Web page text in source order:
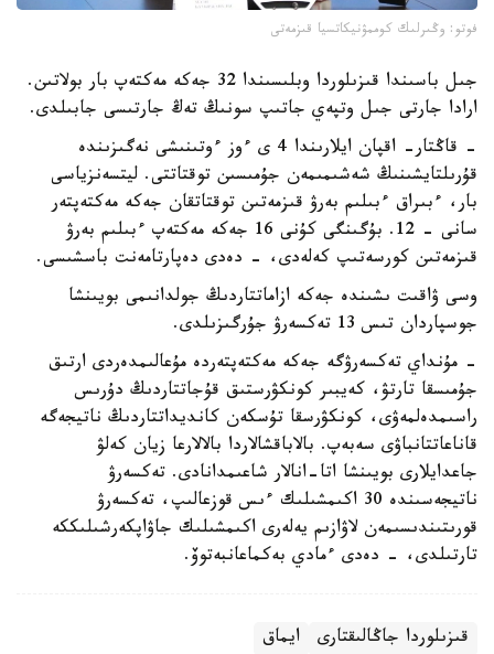
فوتو: وڭىرلىك كوممۋنيكاتسيا قىزمەتى
جىل باسىندا قىزىلوردا وبلىسىندا 32 جەكە مەكتەپ بار بولاتىن.
ارادا جارتى جىل وتپەي جاتىپ سونىڭ تەڭ جارتىسى جابىلدى.
- قاڭتار- اقپان ايلارىندا 4 ى ءوز ءوتىنىشى نەگىزىندە
قۇرىلتايشىنىڭ شەشىمىمەن جۇمىسىن توقتاتتى. ليتسەنزياسى
بار، ءبىراق ءبىلىم بەرۋ قىزمەتىن توقتاتقان جەكە مەكتەپتەر
سانى - 12. بۇگىنگى كۇنى 16 جەكە مەكتەپ ءبىلىم بەرۋ
قىزمەتىن كورسەتىپ كەلەدى، - دەدى دەپارتامەنت باسشىسى.
وسى ۋاقىت ىشىندە جەكە ازاماتتاردىڭ جولدانىمى بويىنشا
جوسپاردان تىس 13 تەكسەرۋ جۇرگىزىلدى.
- مۇنداي تەكسەرۋگە جەكە مەكتەپتەردە مۇعالىمدەردى ارتىق
جۇمىسقا تارتۋ، كەيبىر كونكۋرستىق قۇجاتتاردىڭ دۇرىس
راسىمدەلمەۋى، كونكۋرسقا تۇسكەن كانديداتتاردىڭ ناتيجەگە
قاناعاتتانباۋى سەبەپ. بالاباقشالاردا بالالارعا زيان كەلۋ
جاعدايلارى بويىنشا اتا-انالار شاعىمدانادى. تەكسەرۋ
ناتيجەسىندە 30 اكىمشىلىك ءىس قوزعالىپ، تەكسەرۋ
قورىتىندىسىمەن لاۋازىم يەلەرى اكىمشىلىك جاۋاپكەرشىلىككە
تارتىلدى، - دەدى ءمادي بەكماعانبەتوۆ.
قىزىلوردا جاڭالىقتارى ايماق